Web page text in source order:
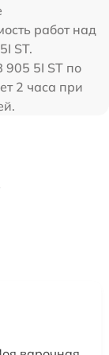
работ над
ST.
905 5I ST по
2 часа при